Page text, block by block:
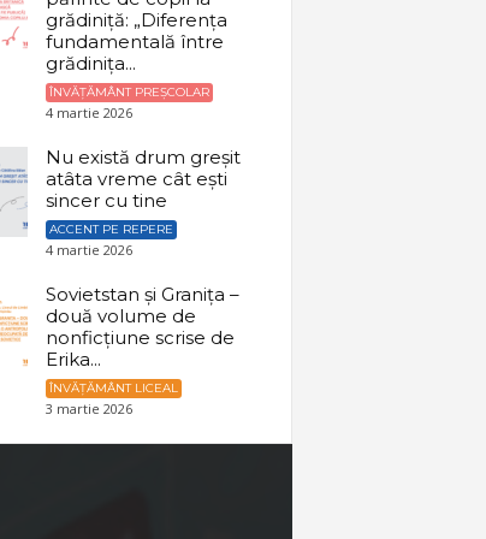
grădiniță: „Diferența
fundamentală între
grădinița...
ÎNVĂȚĂMÂNT PREȘCOLAR
4 martie 2026
Nu există drum greșit
atâta vreme cât ești
sincer cu tine
ACCENT PE REPERE
4 martie 2026
Sovietstan și Granița –
două volume de
nonficțiune scrise de
Erika...
ÎNVĂȚĂMÂNT LICEAL
3 martie 2026